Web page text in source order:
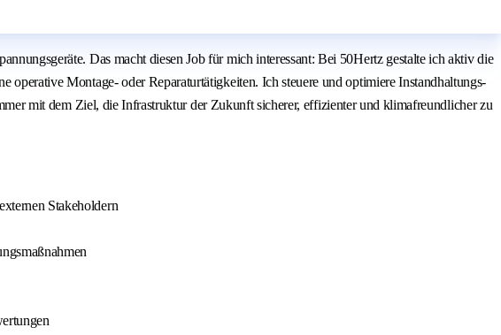
Das macht diesen Job für mich interessant: Bei 50Hertz gestalte ich aktiv die
Montage- oder Reparaturtätigkeiten. Ich steuere und optimiere Instandhaltungs-
mit dem Ziel, die Infrastruktur der Zukunft sicherer, effizienter und klimafreundlicher zu
Stakeholdern